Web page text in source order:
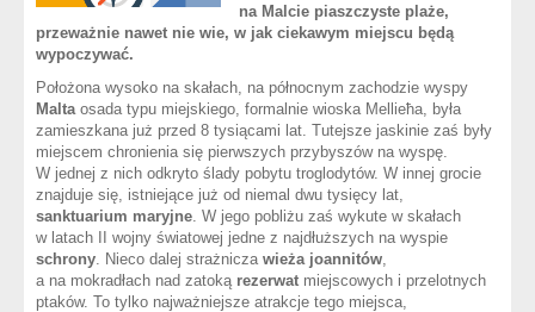
na Malcie piaszczyste plaże,
przeważnie nawet nie wie, w jak ciekawym miejscu będą
wypoczywać.
Położona wysoko na skałach, na północnym zachodzie wyspy
Malta osada typu miejskiego, formalnie wioska Mellieħa, była
zamieszkana już przed 8 tysiącami lat. Tutejsze jaskinie zaś były
miejscem chronienia się pierwszych przybyszów na wyspę.
W jednej z nich odkryto ślady pobytu troglodytów. W innej grocie
znajduje się, istniejące już od niemal dwu tysięcy lat,
sanktuarium maryjne . W jego pobliżu zaś wykute w skałach
w latach II wojny światowej jedne z najdłuższych na wyspie
schrony . Nieco dalej strażnicza wieża joannitów
a na mokradłach nad zatoką rezerwat miejscowych i przelotnych
ptaków. To tylko najważniejsze atrakcje tego miejsca,